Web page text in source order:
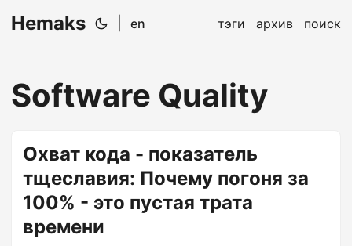
Hemaks en тэги архив поиск
Software Quality
Охват кода - показатель
тщеславия: Почему погоня за
100% - это пустая трата
времени